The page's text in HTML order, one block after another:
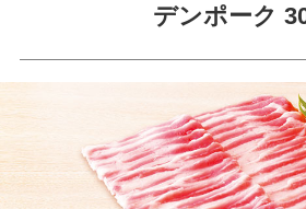
デンポーク